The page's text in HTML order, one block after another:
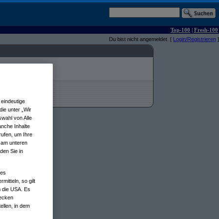
Top-100 | Fresh-100
Du bist nicht angemeldet. [ Login/Registrieren ]
unter „Wir
von Alle
Inhalte
um Ihre
unteren
Sie in
so gilt
die USA. Es
in dem